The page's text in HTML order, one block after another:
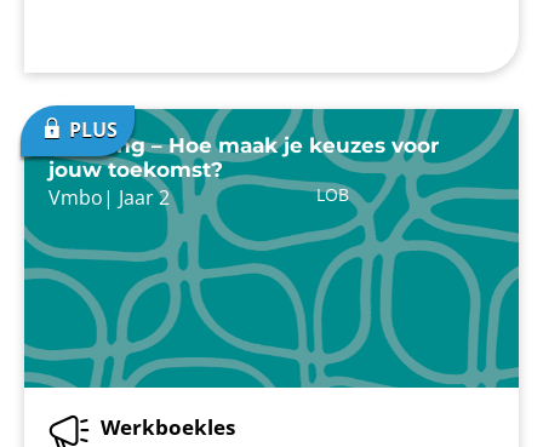
Inleiding – Hoe maak je keuzes voor
jouw toekomst?
Vmbo| Jaar 2 LOB
Werkboekles